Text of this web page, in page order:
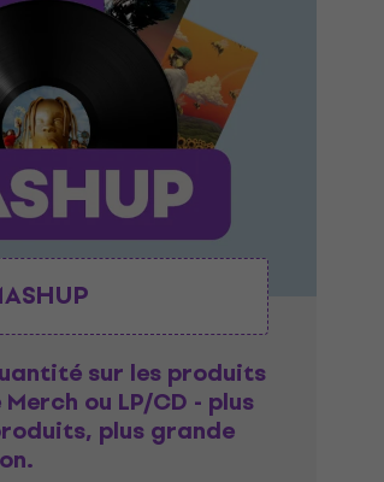
sur les produits
ou LP/CD - plus
plus grande